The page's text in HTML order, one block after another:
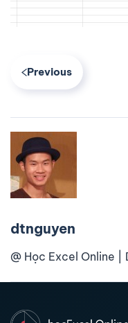
Previous
dtnguyen
@ Học Excel Online |